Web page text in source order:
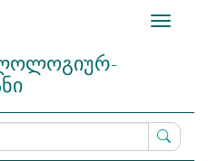
Toggle